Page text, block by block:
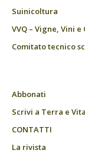
Suinicoltura
VVQ – Vigne, Vini e
Comitato tecnico
Abbonati
Scrivi a Terra e Vita
CONTATTI
La rivista